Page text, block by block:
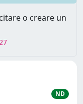
o creare un
ND